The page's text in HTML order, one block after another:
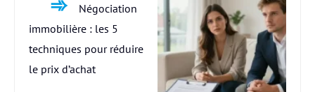
Négociation
immobilière : les 5
techniques pour réduire
le prix d’achat